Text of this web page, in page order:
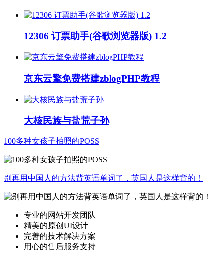
12306 订票助手(谷歌浏览器版) 1.2
京东云擎免费搭建zblogPHP教程
大核民族与盐荒子孙
100多种女孩子拍照的POSS
别再用中国人的方法背英语单词了，英国人是这样背的！
专业的网站开发团队
精美的原创UI设计
完善的技术解决方案
用心的售后服务支持